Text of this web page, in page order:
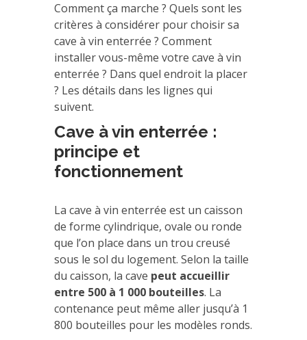
Comment ça marche ? Quels sont les
critères à considérer pour choisir sa
cave à vin enterrée ? Comment
installer vous-même votre cave à vin
enterrée ? Dans quel endroit la placer
? Les détails dans les lignes qui
suivent.
Cave à vin enterrée :
principe et
fonctionnement
La cave à vin enterrée est un caisson
de forme cylindrique, ovale ou ronde
que l’on place dans un trou creusé
sous le sol du logement. Selon la taille
du caisson, la cave peut accueillir
entre 500 à 1 000 bouteilles. La
contenance peut même aller jusqu’à 1
800 bouteilles pour les modèles ronds.